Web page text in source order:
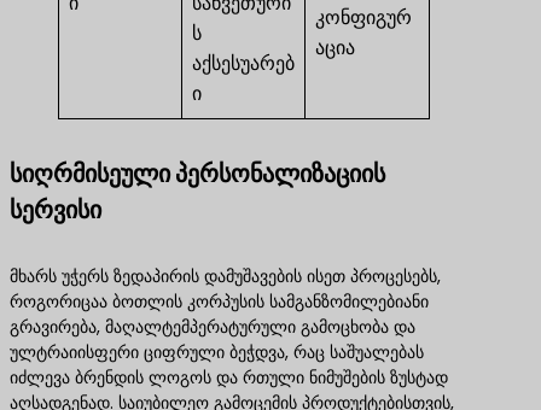
ს
აქსესუარებ
ი
კონფიგურ
აცია
სიღრმისეული პერსონალიზაციის
სერვისი
მხარს უჭერს ზედაპირის დამუშავების ისეთ პროცესებს,
როგორიცაა ბოთლის კორპუსის სამგანზომილებიანი
გრავირება, მაღალტემპერატურული გამოცხობა და
ულტრაიისფერი ციფრული ბეჭდვა, რაც საშუალებას
იძლევა ბრენდის ლოგოს და რთული ნიმუშების ზუსტად
აღსადგენად. საიუბილეო გამოცემის პროდუქტებისთვის,